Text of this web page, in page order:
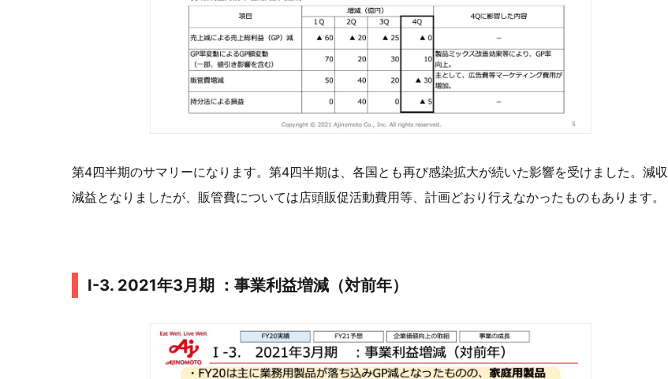
第4四半期のサマリーになります。第4四半期は、各国とも再び感染拡大が続いた影響を受けました。減収
減益となりましたが、販管費については店頭販促活動費用等、計画どおり行えなかったものもあります。
Ⅰ-3. 2021年3月期 ：事業利益増減（対前年）